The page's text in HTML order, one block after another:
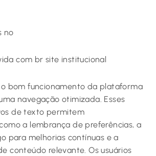
no
com br site institucional
bom funcionamento da plataforma
navegação otimizada. Esses
de texto permitem
a lembrança de preferências, a
para melhorias contínuas e a
conteúdo relevante. Os usuários